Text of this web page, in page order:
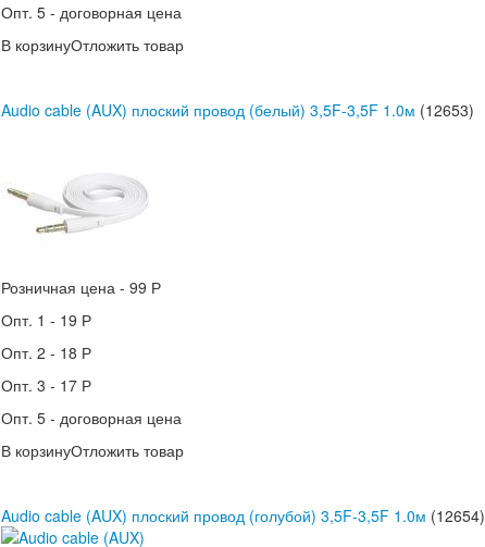
Опт. 5 - договорная цена
В корзинуОтложить товар
Audio cable (AUX) плоский провод (белый) 3,5F-3,5F 1.0м (12653)
Розничная цена - 99 Р
Опт. 1 - 19 Р
Опт. 2 - 18 Р
Опт. 3 - 17 Р
Опт. 5 - договорная цена
В корзинуОтложить товар
Audio cable (AUX) плоский провод (голубой) 3,5F-3,5F 1.0м (12654)